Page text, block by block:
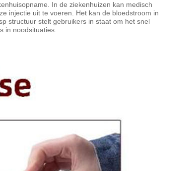
In de ziekenhuizen kan medisch
injectie uit te voeren. Het kan de bloedstroom in
structuur stelt gebruikers in staat om het snel
in noodsituaties.